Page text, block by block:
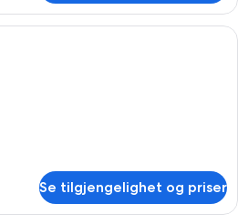
Sengetøy av topp kvalitet, minibar,
Se tilgjengelighet og priser